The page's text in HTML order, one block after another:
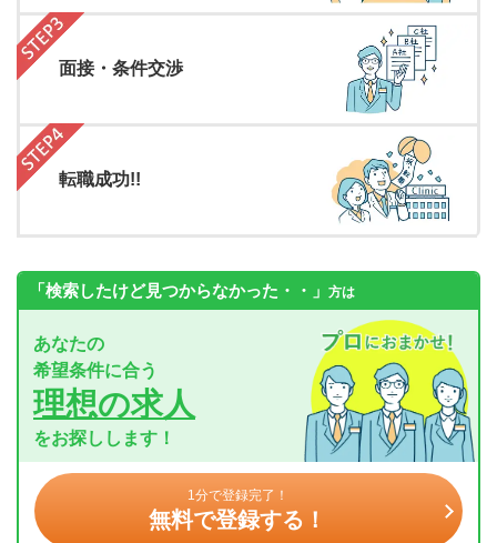
面接・条件交渉
転職成功!!
「検索したけど見つからなかった・・」 方は
あなたの
希望条件に合う
理想の求人
をお探しします！
1分で登録完了！
無料で登録する！